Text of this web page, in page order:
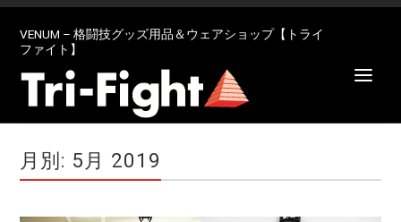
VENUM – 格闘技グッズ用品＆ウェアショップ【トライ
ファイト】
月別: 5月 2019